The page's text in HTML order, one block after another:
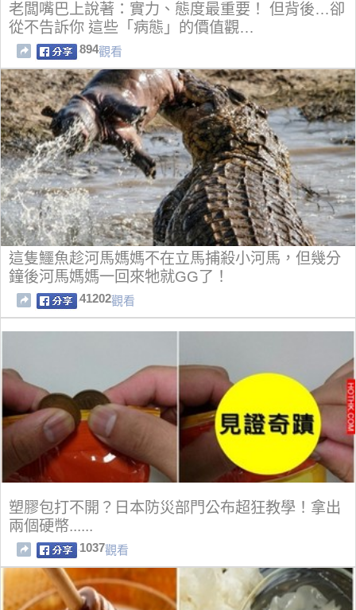
老闆嘴巴上說著：實力、態度最重要！ 但背後…卻
從不告訴你 這些「病態」的價值觀…
894觀看
這隻鱷魚趁河馬媽媽不在立馬捕殺小河馬，但幾分
鐘後河馬媽媽一回來牠就GG了！
41202觀看
塑膠包打不開？日本防災部門公布超狂教學！拿出
兩個硬幣......
1037觀看